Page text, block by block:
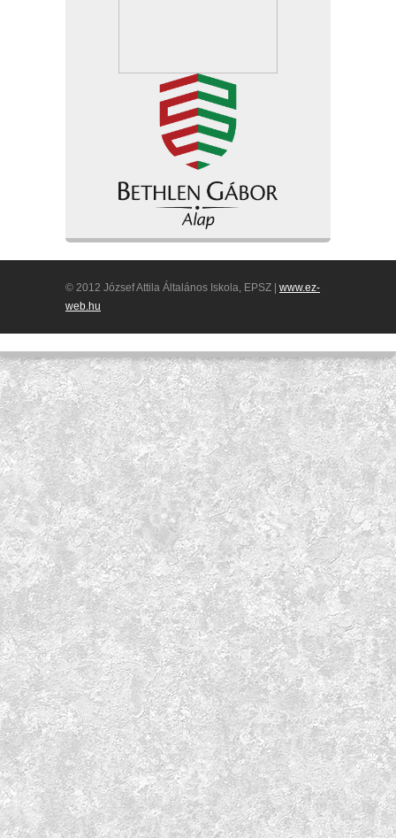
© 2012 József Attila Általános Iskola, EPSZ | www.ez-
web.hu